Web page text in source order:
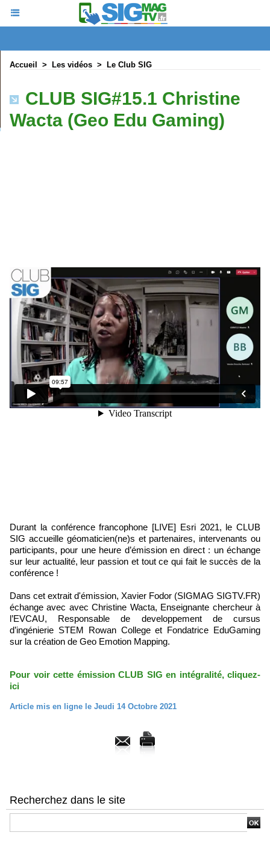
Accueil > Les vidéos > Le Club SIG
CLUB SIG#15.1 Christine
Wacta (Geo Edu Gaming)
Durant la conférence francophone [LIVE] Esri 2021, le CLUB
SIG accueille géomaticien(ne)s et partenaires, intervenants ou
participants, pour une heure d’émission en direct : un échange
sur leur actualité, leur passion et tout ce qui fait le succès de la
conférence !
Dans cet extrait d'émission, Xavier Fodor (SIGMAG SIGTV.FR)
échange avec avec Christine Wacta, Enseignante chercheur à
l’EVCAU, Responsable de developpement de cursus
d’ingénierie STEM Rowan College et Fondatrice EduGaming
sur la création de Geo Emotion Mapping.
Pour voir cette émission CLUB SIG en intégralité, cliquez-
ici
Article mis en ligne le Jeudi 14 Octobre 2021
Recherchez dans le site